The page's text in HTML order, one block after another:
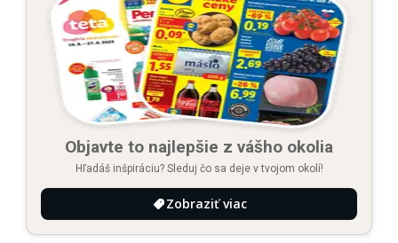
Objavte to najlepšie z vášho okolia
Hľadáš inšpiráciu? Sleduj čo sa deje v tvojom okolí!
Zobraziť viac